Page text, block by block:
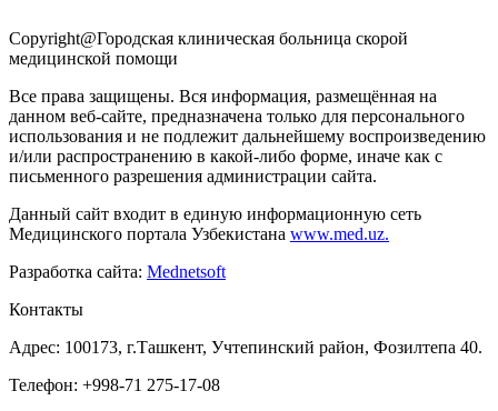
Copyright@Городская клиническая больница скорой
медицинской помощи
Все права защищены. Вся информация, размещённая на
данном веб-сайте, предназначена только для персонального
использования и не подлежит дальнейшему воспроизведению
и/или распространению в какой-либо форме, иначе как с
письменного разрешения администрации сайта.
Данный сайт входит в единую информационную сеть
Медицинского портала Узбекистана www.med.uz.
Разработка сайта: Mednetsoft
Контакты
Адрес: 100173, г.Ташкент, Учтепинский район, Фозилтепа 40.
Телефон: +998-71 275-17-08